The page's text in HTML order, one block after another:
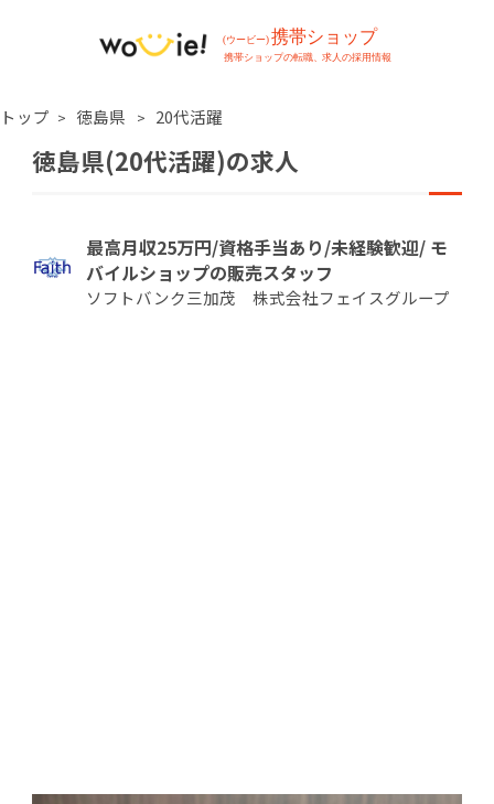
トップ 徳島県 20代活躍
徳島県(20代活躍)の求人
最高月収25万円/資格手当あり/未経験歓迎/ モ
バイルショップの販売スタッフ
ソフトバンク三加茂 株式会社フェイスグループ